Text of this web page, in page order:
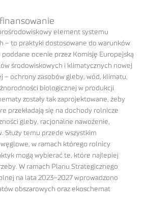
element systemu
– to praktyki dostosowane do warunków
ocenie przez Komisję Europejską
środowiskowych i klimatycznych nowej
– ochrony zasobów gleby, wód, klimatu,
biologicznej w produkcji
zostały tak zaprojektowane, żeby
przekładają się na dochody rolnicze
gleby, racjonalne nawożenie,
Służy temu przede wszystkim
w ramach którego rolnicy
mogą wybierać te, które najlepiej
W ramach Planu Strategicznego
na lata 2023–2027 wprowadzono
obszarowych oraz ekoschemat